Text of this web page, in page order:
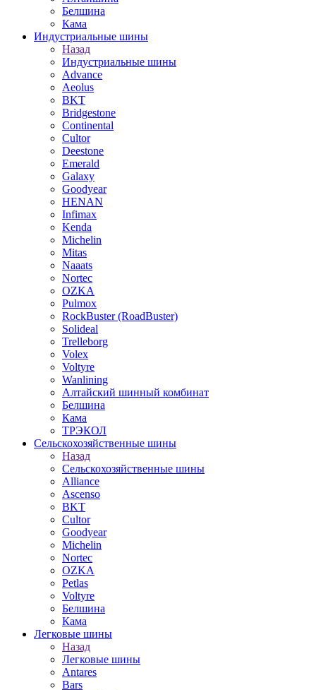
Белшина
Кама
Индустриальные шины
Назад
Индустриальные шины
Advance
Aeolus
BKT
Bridgestone
Continental
Cultor
Deestone
Emerald
Galaxy
Goodyear
HENAN
Infimax
Kenda
Michelin
Mitas
Naaats
Nortec
OZKA
Pulmox
RockBuster (RoadBuster)
Solideal
Trelleborg
Volex
Voltyre
Wanlining
Алтайский шинный комбинат
Белшина
Кама
ТРЭКОЛ
Сельскохозяйственные шины
Назад
Сельскохозяйственные шины
Alliance
Ascenso
BKT
Cultor
Goodyear
Michelin
Nortec
OZKA
Petlas
Voltyre
Белшина
Кама
Легковые шины
Назад
Легковые шины
Antares
Bars